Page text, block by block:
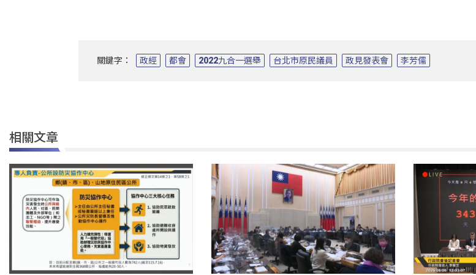
關鍵字： 政經 都會 2022九合一選舉 台北市原民議員 政見發表會 李芳儒
相關文章